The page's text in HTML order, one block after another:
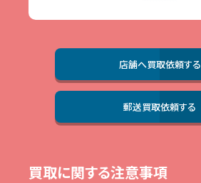
店舗へ買取依頼する
郵送買取依頼する
買取に関する注意事項